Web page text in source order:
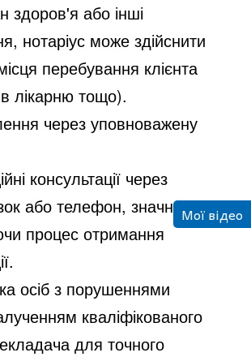
здоров'я або інші
нотаріус може здійснити
перебування клієнта
лікарню тощо).
через уповноважену
консультації через
або телефон, значно
процес отримання
осіб з порушеннями
кваліфікованого
для точного
Мої відео